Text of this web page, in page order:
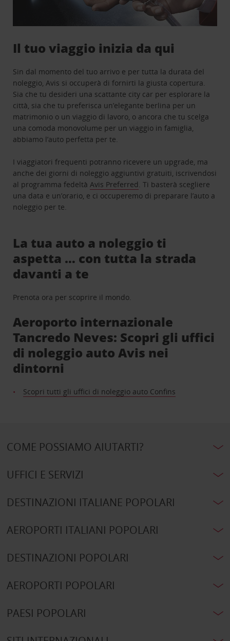
Il tuo viaggio inizia da qui
Sin dal momento del tuo arrivo e per tutta la durata del
noleggio, Avis si occuperà di fornirti la giusta copertura.
Sia che tu desideri una scattante city car per esplorare la
città, sia che tu preferisca un’elegante berlina per un
matrimonio o un viaggio di lavoro, o ancora che tu scelga
una comoda monovolume per un viaggio in famiglia,
abbiamo l’auto perfetta per te.
I viaggiatori frequenti potranno ricevere un upgrade, ma
anche dei giorni di noleggio aggiuntivi gratuiti, iscrivendosi
al programma fedeltàAvis Preferred. Ti basterà scegliere
una data e un’orario, e ci occuperemo di preparare l’auto a
noleggio per te.
La tua auto a noleggio ti
aspetta … con tutta la strada
davanti a te
Prenota ora per scoprire il mondo.
Aeroporto internazionale
Tancredo Neves: Scopri gli uffici
di noleggio auto Avis nei
dintorni
Scopri tutti gli uffici di noleggio auto Confins
COME POSSIAMO AIUTARTI?
UFFICI E SERVIZI
DESTINAZIONI ITALIANE POPOLARI
AEROPORTI ITALIANI POPOLARI
DESTINAZIONI POPOLARI
AEROPORTI POPOLARI
PAESI POPOLARI